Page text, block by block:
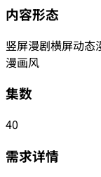
内容形态
竖屏漫剧横屏动态
漫画风
集数
40
需求详情